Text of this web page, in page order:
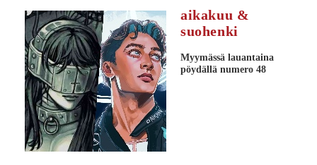
aikakuu &
suohenki
Myymässä lauantaina
pöydällä numero 48